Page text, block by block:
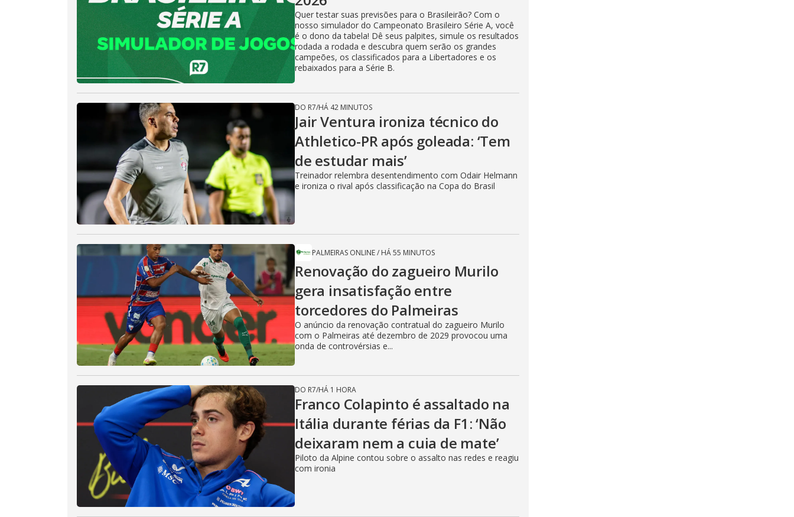
Quer testar suas previsões para o Brasileirão? Com o
nosso simulador do Campeonato Brasileiro Série A, você
é o dono da tabela! Dê seus palpites, simule os resultados
rodada a rodada e descubra quem serão os grandes
campeões, os classificados para a Libertadores e os
rebaixados para a Série B.
DO R7/HÁ 42 MINUTOS
Jair Ventura ironiza técnico do
Athletico-PR após goleada: ‘Tem
de estudar mais’
Treinador relembra desentendimento com Odair Helmann
e ironiza o rival após classificação na Copa do Brasil
PALMEIRAS ONLINE/ HÁ 55 MINUTOS
Renovação do zagueiro Murilo
gera insatisfação entre
torcedores do Palmeiras
O anúncio da renovação contratual do zagueiro Murilo
com o Palmeiras até dezembro de 2029 provocou uma
onda de controvérsias e...
DO R7/HÁ 1 HORA
Franco Colapinto é assaltado na
Itália durante férias da F1: ‘Não
deixaram nem a cuia de mate’
Piloto da Alpine contou sobre o assalto nas redes e reagiu
com ironia